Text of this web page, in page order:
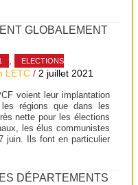
GLOBALEMENT
ELECTIONS
LETC / 2 juillet 2021
voient leur implantation
les régions que dans les
nette pour les élections
les élus communistes
juin. Ils font en particulier
DÉPARTEMENTS